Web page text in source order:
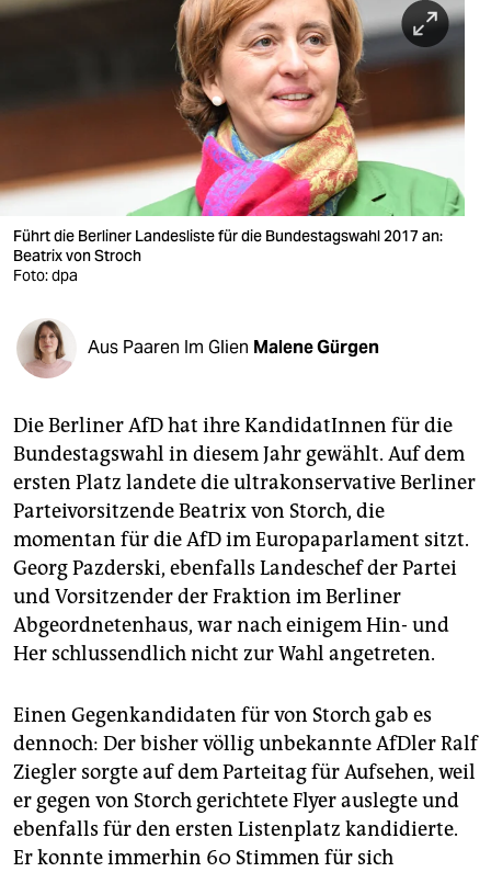
verlag
veranstaltungen
fragen & hilfe
abo
genossenschaft
epaper login
Führt die Berliner Landesliste für die Bundestagswahl 2017 an:
Beatrix von Stroch
Foto: dpa
Aus Paaren Im Glien Malene Gürgen
Die Berliner AfD hat ihre KandidatInnen für die
Bundestagswahl in diesem Jahr gewählt. Auf dem
ersten Platz landete die ultrakonservative Berliner
Parteivorsitzende Beatrix von Storch, die
momentan für die AfD im Europaparlament sitzt.
Georg Pazderski, ebenfalls Landeschef der Partei
und Vorsitzender der Fraktion im Berliner
Abgeordnetenhaus, war nach einigem Hin- und
Her schlussendlich nicht zur Wahl angetreten.
Einen Gegenkandidaten für von Storch gab es
dennoch: Der bisher völlig unbekannte AfDler Ralf
Ziegler sorgte auf dem Parteitag für Aufsehen, weil
er gegen von Storch gerichtete Flyer auslegte und
ebenfalls für den ersten Listenplatz kandidierte.
Er konnte immerhin 60 Stimmen für sich